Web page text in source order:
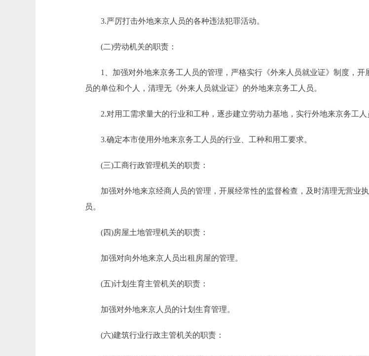
3.严厉打击外地来京人员的各种违法犯罪活动。
(二)劳动机关的职责：
1、加强对外地来京务工人员的管理，严格实行《外来人员就业证》制度，开
员的单位和个人，清理无《外来人员就业证》的外地来京务工人员。
2.对用工需求量大的行业和工种，逐步建立劳动力基地，实行外地来京务工人
3.确定本市使用外地来京务工人员的行业、工种和用工要求。
(三)工商行政管理机关的职责：
加强对外地来京经商人员的管理，开展经常性的监督检查，及时清理无营业
员。
(四)房屋土地管理机关的职责：
加强对向外地来京人员出租房屋的管理。
(五)计划生育主管机关的职责：
加强对外地来京人员的计划生育管理。
(六)建筑行业行政主管机关的职责：